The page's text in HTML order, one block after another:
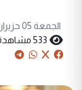
الجمعة 05 حزيران 2026
533 مشاهدة